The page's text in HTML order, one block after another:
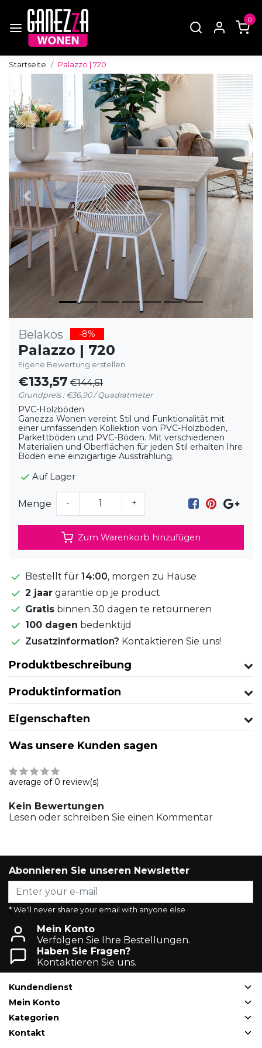
0
Startseite Palazzo | 720
Zurück
Belakos -8%
Palazzo | 720
Eigene Bewertung erstellen
€133,57 €144,61
Grundpreis : €36,90 / Quadratmeter
PVC-Holzböden
Ganezza Wonen vereint Stil und Funktionalität mit
einer umfassenden Kollektion von PVC-Holzböden,
Parkettböden und PVC-Böden. Mit verschiedenen
Materialien und Oberflächen für jeden Stil erhalten Ihre
Böden eine einzigartige Ausstrahlung.
Auf Lager
Menge - +
Zum Warenkorb hinzufügen
Bestellt für 14:00, morgen zu Hause
2 jaar garantie op je product
Gratis binnen 30 dagen te retourneren
100 dagen bedenktijd
Zusatzinformation? Kontaktieren Sie uns!
Produktbeschreibung
Produktinformation
Eigenschaften
Was unsere Kunden sagen
average of 0 review(s)
Kein Bewertungen
Lesen oder schreiben Sie einen Kommentar
Abonnieren Sie unseren Newsletter
* We'll never share your email with anyone else.
Mein Konto
Verfolgen Sie Ihre Bestellungen.
Haben Sie Fragen?
Kontaktieren Sie uns.
Kundendienst
Mein Konto
Kategorien
Kontakt